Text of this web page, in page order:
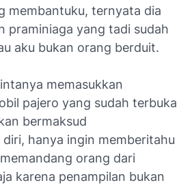
membantuku, ternyata dia
praminiaga yang tadi sudah
aku bukan orang berduit.
memasukkan
pajero yang sudah terbuka
bermaksud
hanya ingin memberitahu
orang dari
karena penampilan bukan